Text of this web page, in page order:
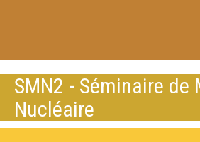
SMN2 - Séminaire de
Nucléaire